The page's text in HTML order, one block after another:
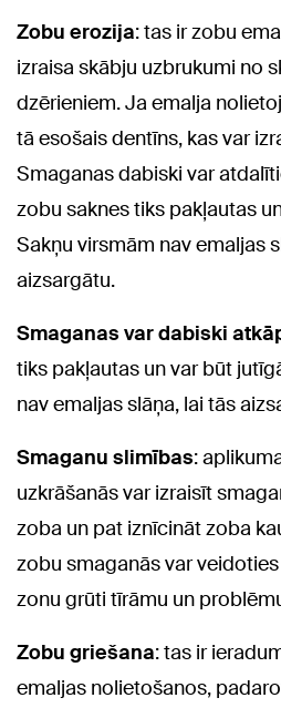
Zobu erozija: tas ir zobu
izraisa skābju uzbrukumi no
dzērieniem. Ja emalja
tā esošais dentīns, kas var
Smaganas dabiski var
zobu saknes tiks pakļautas
Sakņu virsmām nav emaljas
aizsargātu.
Smaganas var dabiski
tiks pakļautas un var būt
nav emaljas slāņa, lai tās
Smaganu slimības:
uzkrāšanās var izraisīt
zoba un pat iznīcināt zoba
zobu smaganās var
zonu grūti tīrāmu un
Zobu griešana: tas ir
emaljas nolietošanos,